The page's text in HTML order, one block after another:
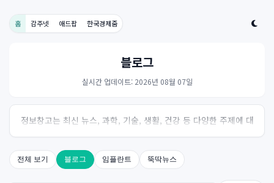
홈 감주넷 애드팝 한국경제줌
블로그
실시간 업데이트: 2026년 08월 07일
정보창고는 최신 뉴스, 과학, 기술, 생활, 건강 등 다양한 주제에 대
한 신뢰성 있는 정보를 제공하는 온라인 자료실입니다.
전체 보기 블로그 임플란트 뚝딱뉴스